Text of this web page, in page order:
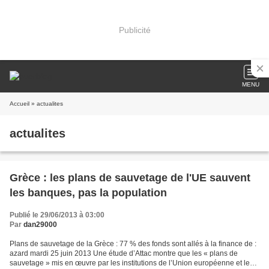
Publicité
MENU
Accueil » actualites
actualites
Grèce : les plans de sauvetage de l'UE sauvent
les banques, pas la population
Publié le 29/06/2013 à 03:00
Par dan29000
Plans de sauvetage de la Grèce : 77 % des fonds sont allés à la finance de :
azard mardi 25 juin 2013 Une étude d’Attac montre que les « plans de
sauvetage » mis en œuvre par les institutions de l’Union européenne et les